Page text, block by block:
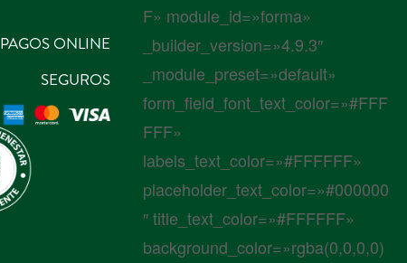
PAGOS ONLINE
SEGUROS
F» module_id=»forma»
_builder_version=»4.9.3″
_module_preset=»default»
form_field_font_text_color=»#FFF
FFF»
labels_text_color=»#FFFFFF»
placeholder_text_color=»#000000
″ title_text_color=»#FFFFFF»
background_color=»rgba(0,0,0,0)